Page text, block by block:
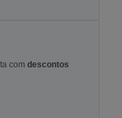
com descontos